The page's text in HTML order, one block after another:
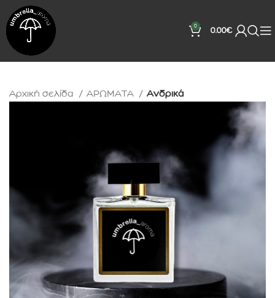
0 0.00€
Αρχική σελίδα ΑΡΩΜΑΤΑ Ανδρικά